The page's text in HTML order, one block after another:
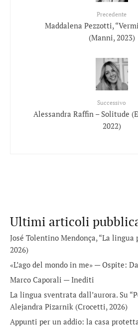
Precedente
Maddalena Pezzotti,
(Manni, 2023)
Successivo
Alessandra Raffin – Solitude
2022)
Ultimi articoli
José Tolentino Mendonça, “La
2026)
«L’ago del mondo in me» — Ospite:
Marco Caporali — Inediti
La lingua sventrata dall’aurora. Su
Alejandra Pizarnik (Crocetti, 2026)
Appunti per un addio: la casa